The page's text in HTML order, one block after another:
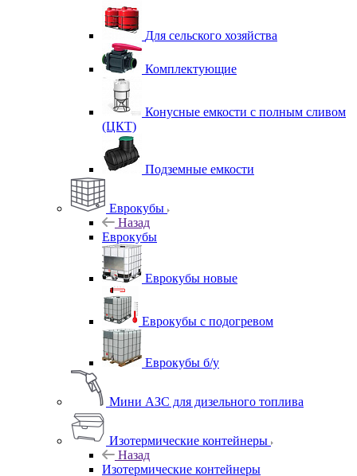
Для сельского хозяйства
Комплектующие
Конусные емкости с полным сливом
(ЦКТ)
Подземные емкости
Еврокубы
Назад
Еврокубы
Еврокубы новые
Еврокубы с подогревом
Еврокубы б/у
Мини АЗС для дизельного топлива
Изотермические контейнеры
Назад
Изотермические контейнеры